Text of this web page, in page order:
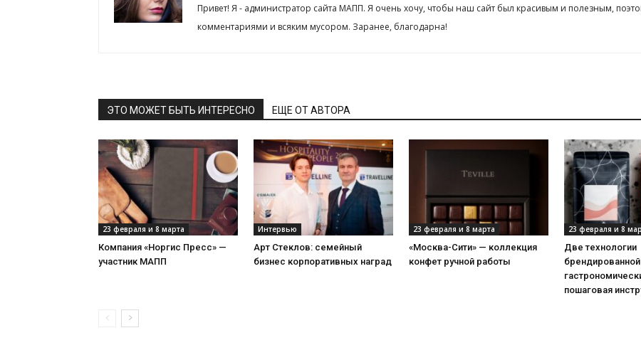
Привет! Я - администратор сайта МАПП. Я очень хочу, чтобы наш сайт был красивым и полезным,
комментариями и всяким мусором. Заранее, благодарна!
ЭТО МОЖЕТ БЫТЬ ИНТЕРЕСНО ЕЩЕ ОТ АВТОРА
23 февраля и 8 марта
Компания «Норгис Пресс» —
участник МАПП
Интервью
Арт Стеклов: семейный
бизнес корпоративных наград
23 февраля и 8 марта
«Москва-Сити» — коллекция
конфет ручной работы
23 февраля и 8
Две технологии
пошаговая